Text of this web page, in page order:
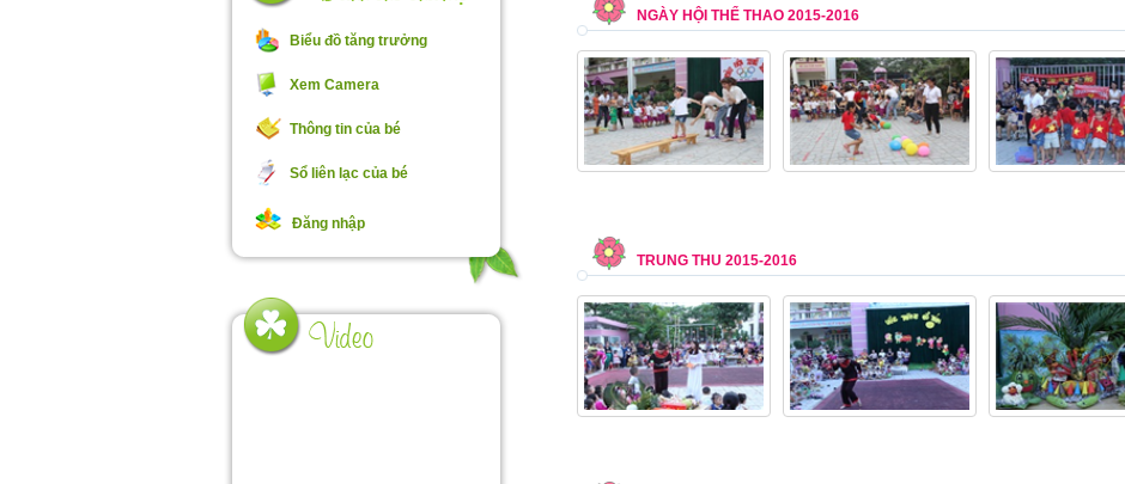
Biểu đồ tăng trưởng
Xem Camera
Thông tin của bé
Sổ liên lạc của bé
Đăng nhập
NGÀY HỘI THỂ THAO 2015-2016
TRUNG THU 2015-2016